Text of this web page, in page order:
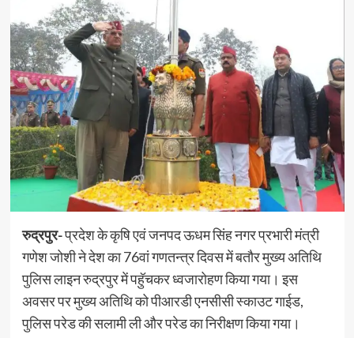
रुद्रपुर-प्रदेश के कृषि एवं जनपद ऊधम सिंह नगर प्रभारी मंत्री
गणेश जोशी ने देश का 76वां गणतन्त्र दिवस में बतौर मुख्य अतिथि
पुलिस लाइन रुद्रपुर में पहुॅचकर ध्वजारोहण किया गया। इस
अवसर पर मुख्य अतिथि को पीआरडी एनसीसी स्काउट गाईड,
पुलिस परेड की सलामी ली और परेड का निरीक्षण किया गया।